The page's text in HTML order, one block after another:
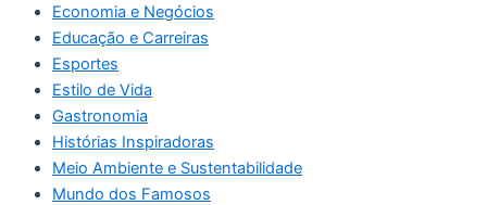
Economia e Negócios
Educação e Carreiras
Esportes
Estilo de Vida
Gastronomia
Histórias Inspiradoras
Meio Ambiente e Sustentabilidade
Mundo dos Famosos